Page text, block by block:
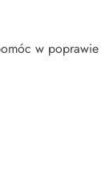
w poprawie